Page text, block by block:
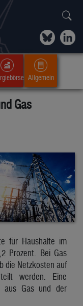
Allgemein
Gas
für Haushalte im
Prozent. Bei Gas
die Netzkosten auf
werden. Eine
aus Gas und der